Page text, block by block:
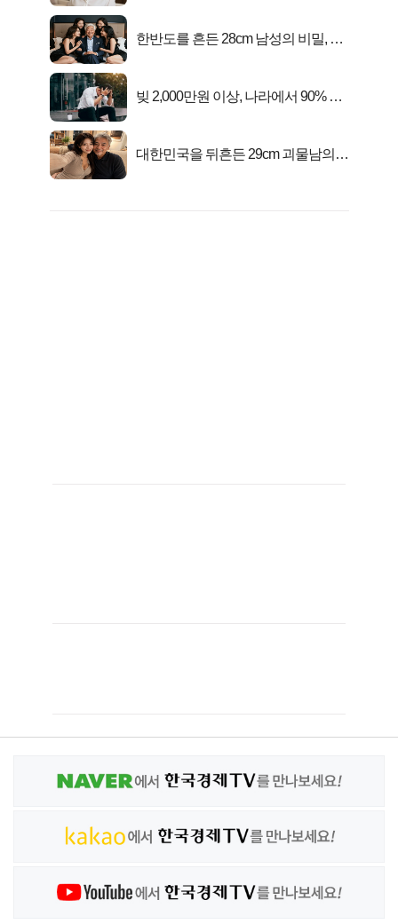
한반도를 흔든 28cm 남성의 비밀, 매
빚 2,000만원 이상, 나라에서 90% 갚
대한민국을 뒤흔든 29cm 괴물남의